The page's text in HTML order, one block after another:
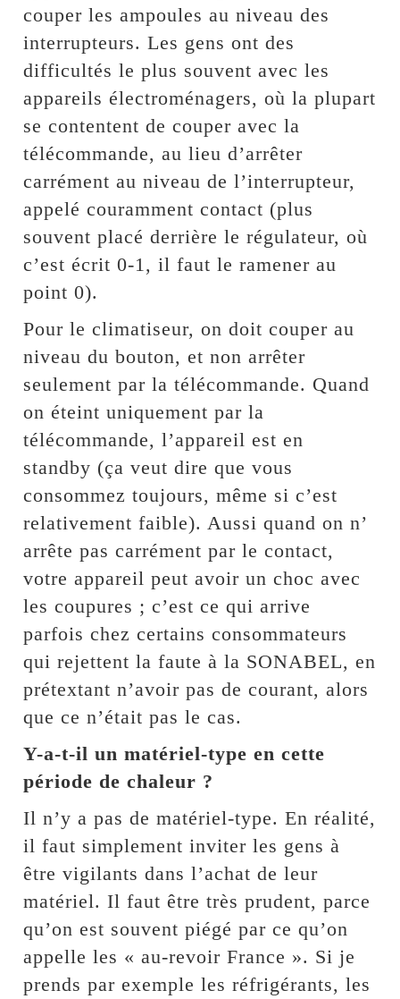
couper les ampoules au niveau des
interrupteurs. Les gens ont des
difficultés le plus souvent avec les
appareils électroménagers, où la plupart
se contentent de couper avec la
télécommande, au lieu d’arrêter
carrément au niveau de l’interrupteur,
appelé couramment contact (plus
souvent placé derrière le régulateur, où
c’est écrit 0-1, il faut le ramener au
point 0).
Pour le climatiseur, on doit couper au
niveau du bouton, et non arrêter
seulement par la télécommande. Quand
on éteint uniquement par la
télécommande, l’appareil est en
standby (ça veut dire que vous
consommez toujours, même si c’est
relativement faible). Aussi quand on n’
arrête pas carrément par le contact,
votre appareil peut avoir un choc avec
les coupures ; c’est ce qui arrive
parfois chez certains consommateurs
qui rejettent la faute à la SONABEL, en
prétextant n’avoir pas de courant, alors
que ce n’était pas le cas.
Y-a-t-il un matériel-type en cette
période de chaleur ?
Il n’y a pas de matériel-type. En réalité,
il faut simplement inviter les gens à
être vigilants dans l’achat de leur
matériel. Il faut être très prudent, parce
qu’on est souvent piégé par ce qu’on
appelle les « au-revoir France ». Si je
prends par exemple les réfrigérants, les